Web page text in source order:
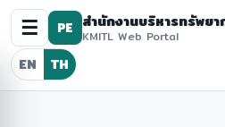
PE สำนักงานบริหารทรัพย
KMITL Web Portal
☰
EN TH